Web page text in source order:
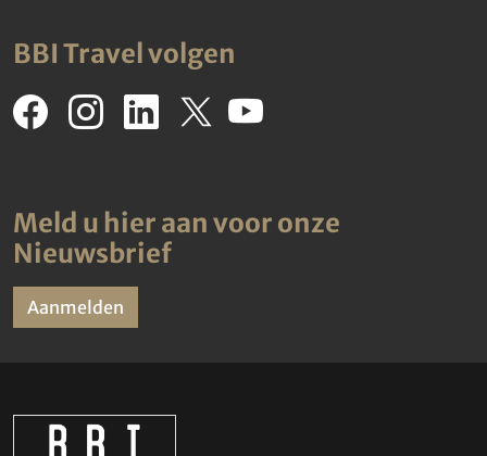
BBI Travel volgen
Meld u hier aan voor onze
Nieuwsbrief
Aanmelden